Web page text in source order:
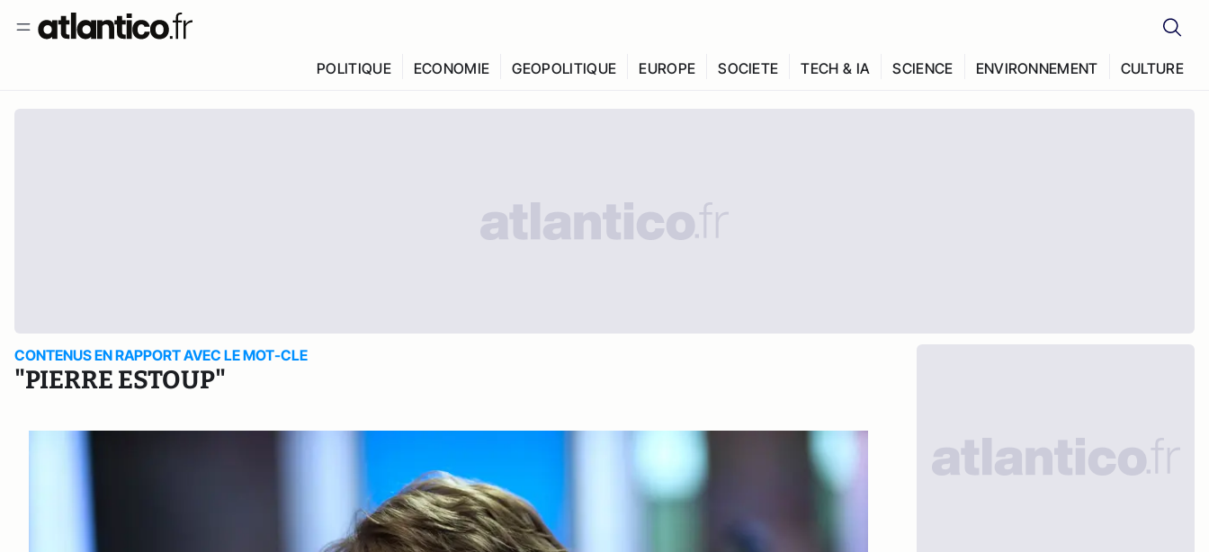
POLITIQUE ECONOMIE GEOPOLITIQUE EUROPE SOCIETE TECH & IA SCIENCE ENVIRONNEMENT CULTURE
CONTENUS EN RAPPORT AVEC LE MOT-CLE
"PIERRE ESTOUP"